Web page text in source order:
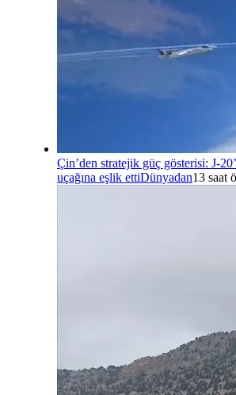
Çin’den stratejik güç gösterisi: J-
uçağına eşlik ettiDünyadan13 saat